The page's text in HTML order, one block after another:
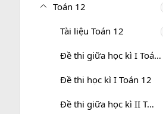
Toán 12
Tài liệu Toán 12
Đề thi giữa học kì I Toán 12
Đề thi học kì I Toán 12
Đề thi giữa học kì II Toán 12